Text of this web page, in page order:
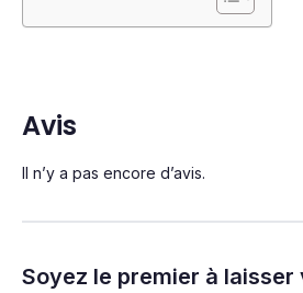
Avis
Il n’y a pas encore d’avis.
Soyez le premier à